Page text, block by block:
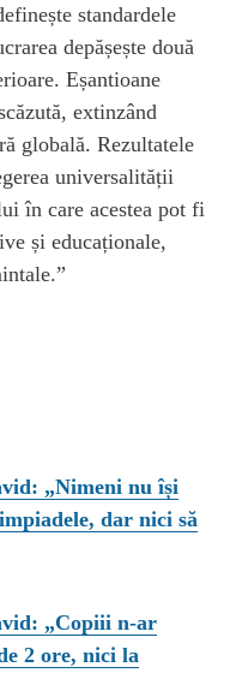
standardele
depășește două
Eșantioane
extinzând
globală. Rezultatele
universalității
în care acestea pot fi
și educaționale,
„Nimeni nu își
dar nici să
„Copiii n-ar
2 ore, nici la